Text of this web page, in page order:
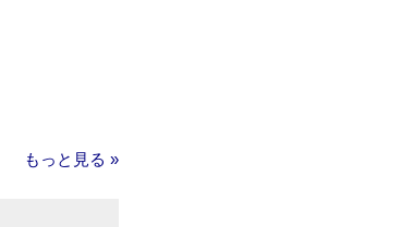
もっと見る »